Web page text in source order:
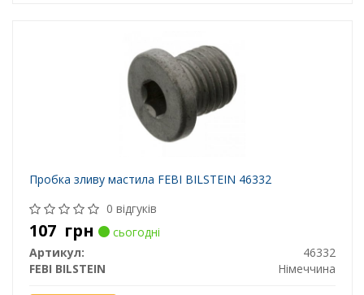
Пробка зливу мастила FEBI BILSTEIN 46332
0 відгуків
107 грн
сьогодні
Артикул:
46332
FEBI BILSTEIN
Німеччина